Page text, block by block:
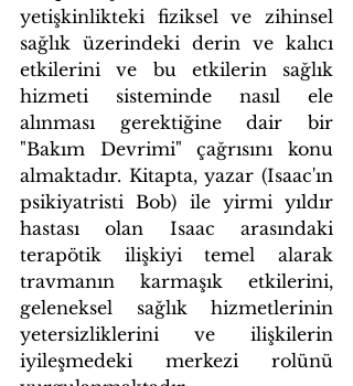
yetişkinlikteki fiziksel ve zihinsel
sağlık üzerindeki derin ve kalıcı
etkilerini ve bu etkilerin sağlık
hizmeti sisteminde nasıl ele
alınması gerektiğine dair bir
"Bakım Devrimi" çağrısını konu
almaktadır. Kitapta, yazar (Isaac'ın
psikiyatristi Bob) ile yirmi yıldır
hastası olan Isaac arasındaki
terapötik ilişkiyi temel alarak
travmanın karmaşık etkilerini,
geleneksel sağlık hizmetlerinin
yetersizliklerini ve ilişkilerin
iyileşmedeki merkezi rolünü